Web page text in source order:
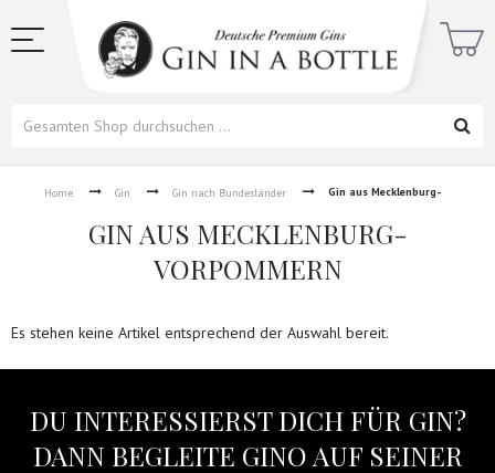
Home Gin Gin nach Bundesländer Gin aus Mecklenburg-
GIN AUS MECKLENBURG-
VORPOMMERN
Es stehen keine Artikel entsprechend der Auswahl bereit.
DU INTERESSIERST DICH FÜR GIN?
DANN BEGLEITE GINO AUF SEINER